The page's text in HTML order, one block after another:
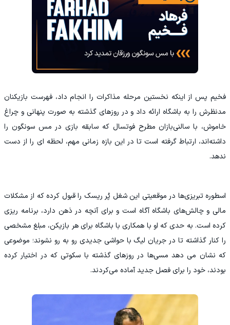
فخیم پس از اینکه نخستین مرحله مذاکرات را انجام داد، فهرست بازیکنان
مدنظرش را به باشگاه ارائه داد و در روزهای گذشته به صورت پنهانی و چراغ
خاموش، با سالنی‌بازان مطرح فوتسال که سابقه بازی در مس سونگون را
داشته‌اند، ارتباط گرفته است تا در این بازه زمانی مهم، لحظه ای را از دست
ندهد.
اسطوره تبریزی‌ها در موقعیتی این شغل پُر ریسک را قبول کرده که از مشکلات
مالی و چالش‌های باشگاه آگاه است و برای آنچه در ذهن دارد، برنامه ریزی
کرده است. به حدی که او با همکاری با باشگاه برای هر بازیکن، مبلغ مشخصی
را کنار گذاشته تا در جریان لیگ با حواشی جدیدی رو به رو نشوند؛ موضوعی
که نشان می دهد مسی‌ها در روزهای گذشته با سکوتی که در اختیار کرده
بودند، خود را برای فصل جدید آماده می‌کردند.